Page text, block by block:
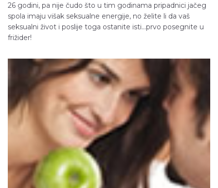
26 godini, pa nije čudo što u tim godinama pripadnici jačeg
spola imaju višak seksualne energije, no želite li da vaš
seksualni život i poslije toga ostanite isti...prvo posegnite u
frižider!